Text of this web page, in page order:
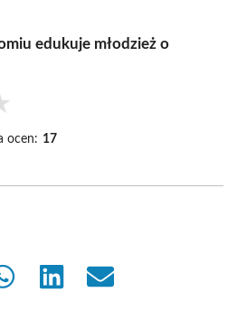
edukuje młodzież o
ocen: 17
Share
Share
Share